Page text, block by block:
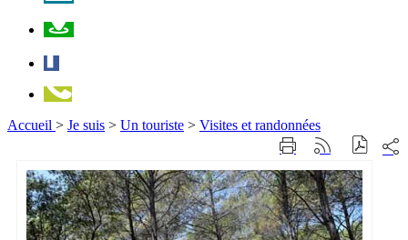
Accueil > Je suis > Un touriste > Visites et randonnées
Imprimer
page
Générer
flux
RSS
sur